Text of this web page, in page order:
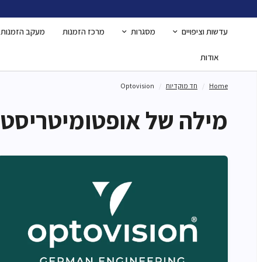
עדשות וציפויים מסגרות מרכז הזמנות מעקב הזמנות
אודות
Home
/ חד מוקדיות /
Optovision
מילה של אופטומיטריסט
011